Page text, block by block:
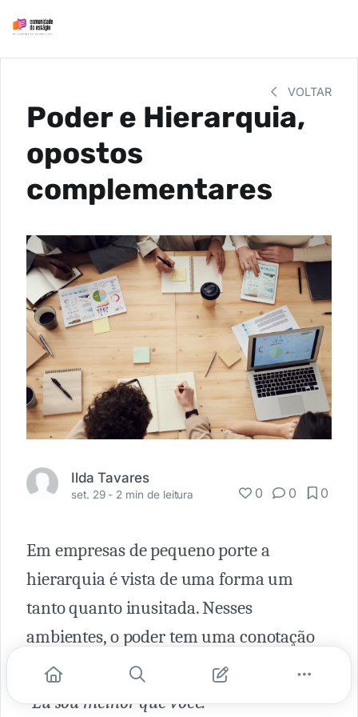
VOLTAR
Poder e Hierarquia,
opostos
complementares
Ilda Tavares
set. 29 - 2 min de leitura 0 0 0
Em empresas de pequeno porte a
hierarquia é vista de uma forma um
tanto quanto inusitada. Nesses
ambientes, o poder tem uma conotação
tirana.
-Eu sou melhor que você.